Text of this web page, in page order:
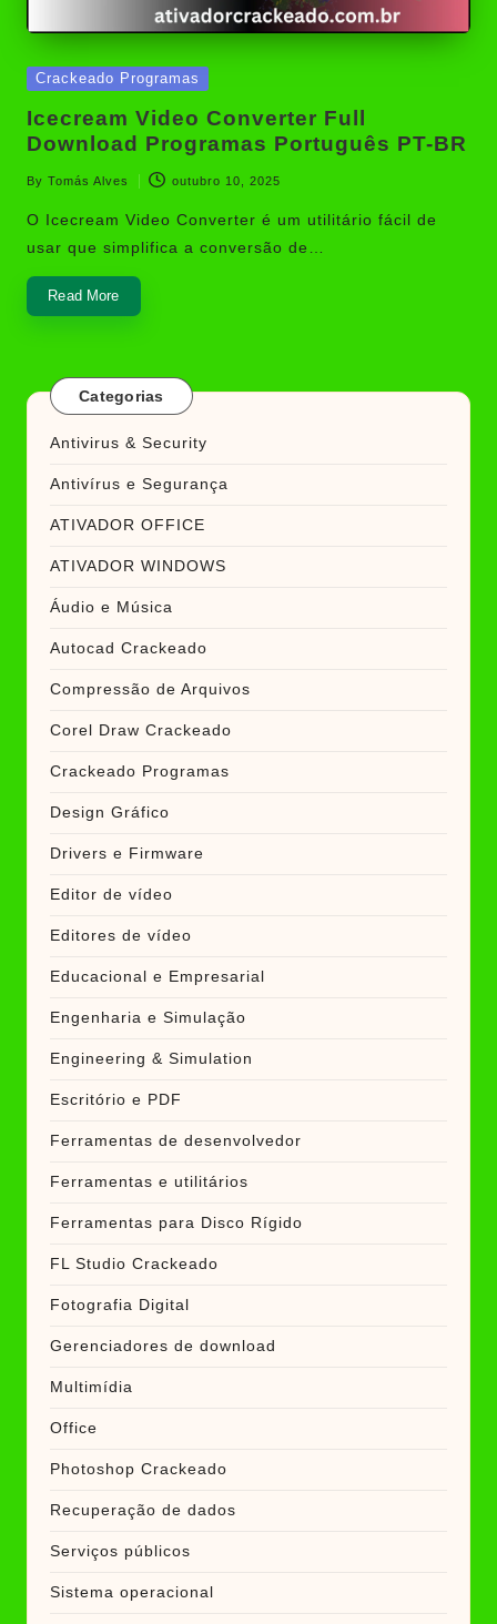
Posted
Crackeado Programas
Icecream Video Converter Full
Download Programas Português PT-BR
Posted
by
By Tomás Alves outubro 10, 2025
O Icecream Video Converter é um utilitário fácil de
usar que simplifica a conversão de…
Read More
Categorias
Antivirus & Security
Antivírus e Segurança
ATIVADOR OFFICE
ATIVADOR WINDOWS
Áudio e Música
Autocad Crackeado
Compressão de Arquivos
Corel Draw Crackeado
Crackeado Programas
Design Gráfico
Drivers e Firmware
Editor de vídeo
Editores de vídeo
Educacional e Empresarial
Engenharia e Simulação
Engineering & Simulation
Escritório e PDF
Ferramentas de desenvolvedor
Ferramentas e utilitários
Ferramentas para Disco Rígido
FL Studio Crackeado
Fotografia Digital
Gerenciadores de download
Multimídia
Office
Photoshop Crackeado
Recuperação de dados
Serviços públicos
Sistema operacional